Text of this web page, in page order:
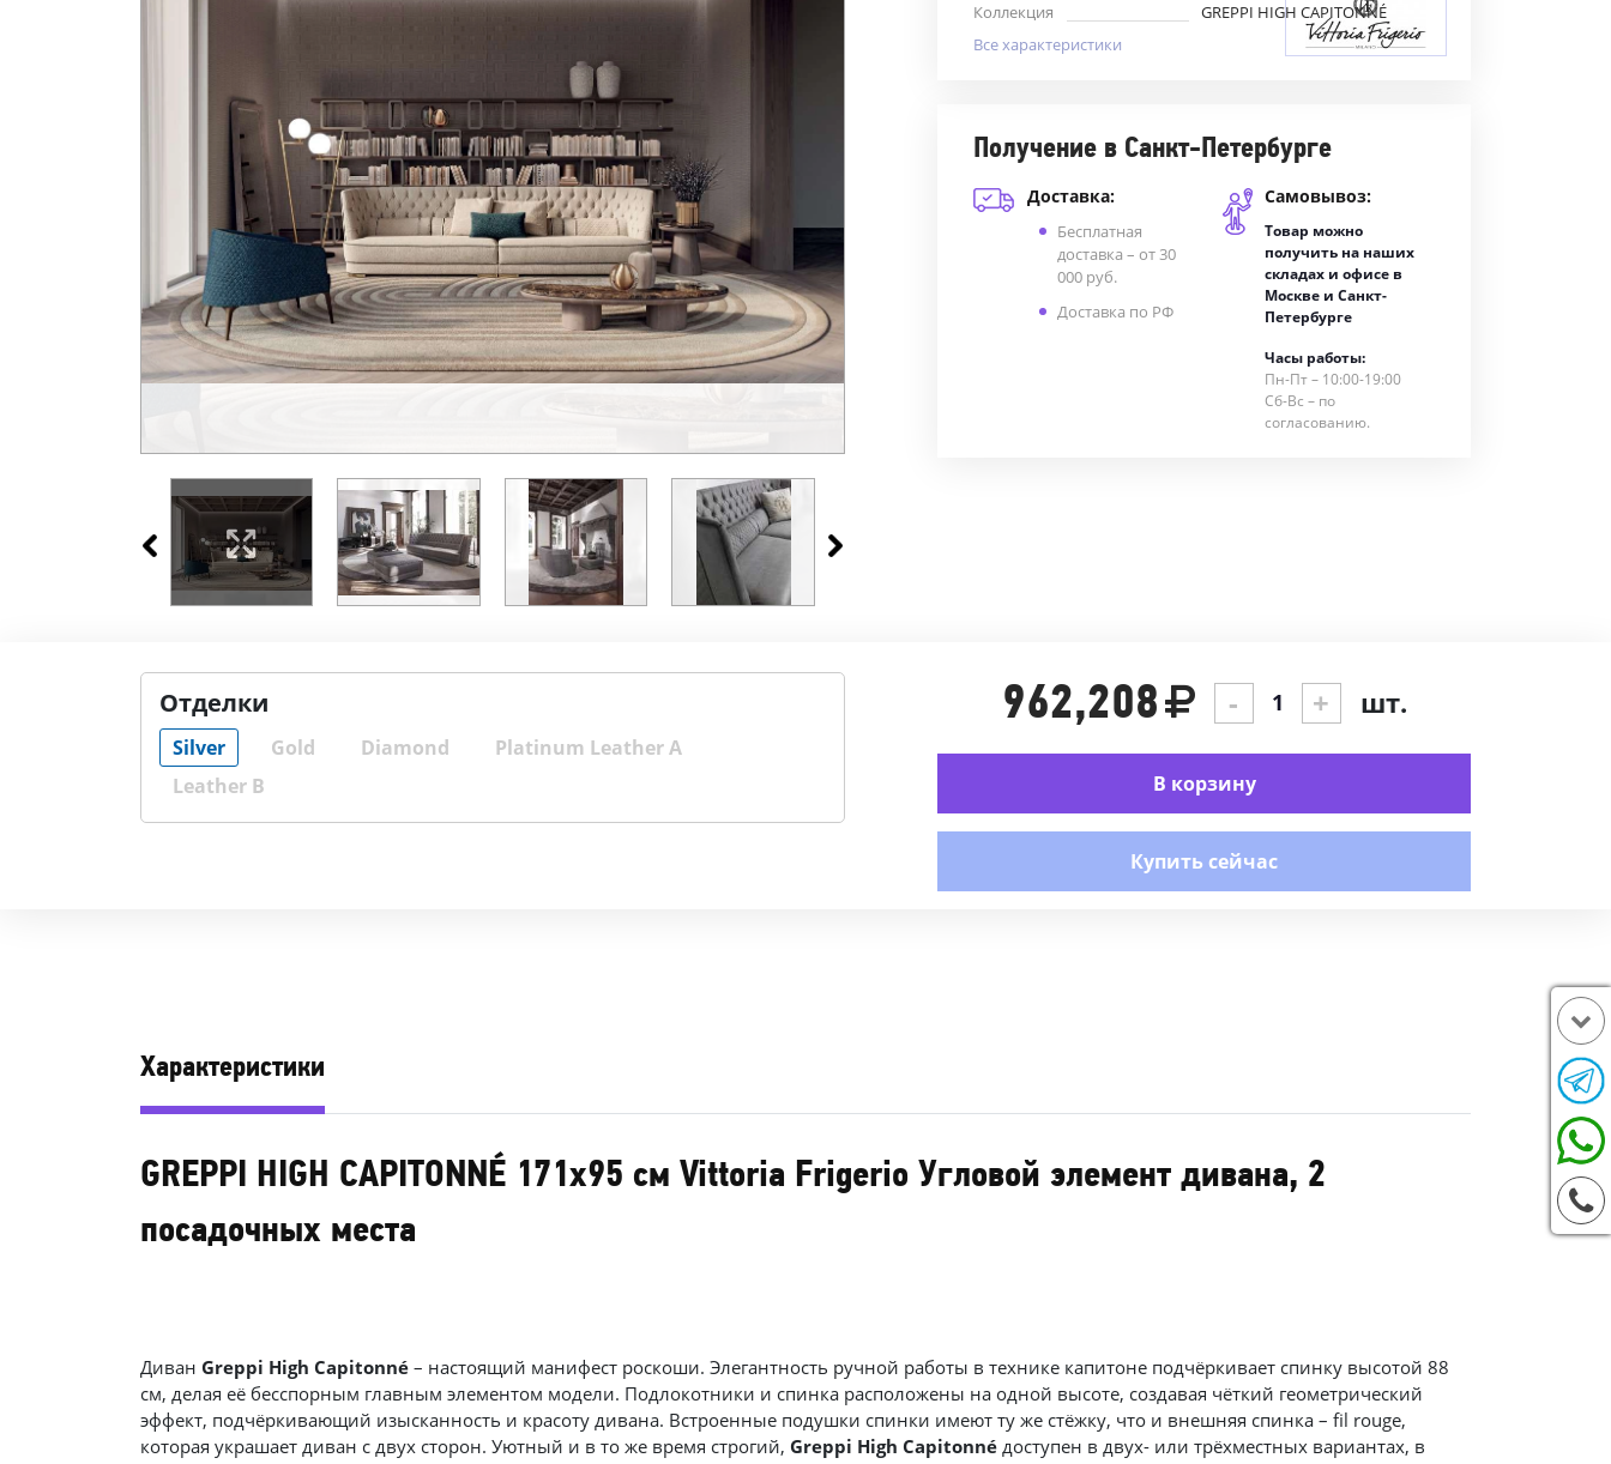
Коллекция
GREPPI HIGH CAPITONNÉ
Все характеристики
Получение в Санкт-Петербурге
Доставка:
Бесплатная
доставка – от 30
000 руб.
Доставка по РФ
Самовывоз:
Товар можно
получить на наших
складах и офисе в
Москве и Санкт-
Петербурге
Часы работы:
Пн-Пт – 10:00-19:00
Сб-Вс – по
согласованию.
Отделки
Silver Gold Diamond
Platinum Leather A
Leather B
962,208 - + шт.
В корзину
Купить сейчас
Характеристики
GREPPI HIGH CAPITONNÉ 171х95 см Vittoria Frigerio Угловой элемент дивана, 2
посадочных места
Диван Greppi High Capitonné – настоящий манифест роскоши. Элегантность ручной работы в технике капитоне подчёркивает спинку высотой 88
см, делая её бесспорным главным элементом модели. Подлокотники и спинка расположены на одной высоте, создавая чёткий геометрический
эффект, подчёркивающий изысканность и красоту дивана. Встроенные подушки спинки имеют ту же стёжку, что и внешняя спинка – fil rouge,
которая украшает диван с двух сторон. Уютный и в то же время строгий, Greppi High Capitonné доступен в двух- или трёхместных вариантах, в